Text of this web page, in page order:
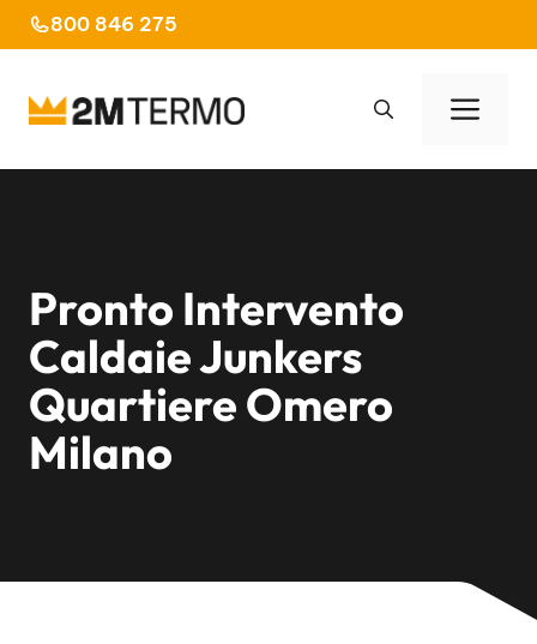
al
800 846 275
Pronto Intervento
Caldaie Junkers
Quartiere Omero
Milano